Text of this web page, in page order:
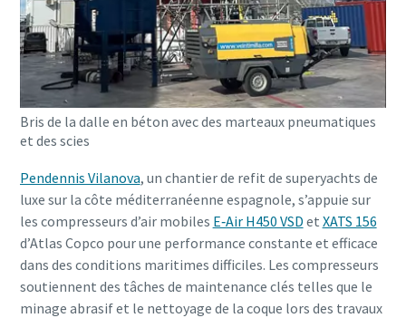
Bris de la dalle en béton avec des marteaux pneumatiques
et des scies
Pendennis Vilanova, un chantier de refit de superyachts de
luxe sur la côte méditerranéenne espagnole, s’appuie sur
les compresseurs d’air mobiles E‑Air H450 VSD et XATS 156
d’Atlas Copco pour une performance constante et efficace
dans des conditions maritimes difficiles. Les compresseurs
soutiennent des tâches de maintenance clés telles que le
minage abrasif et le nettoyage de la coque lors des travaux